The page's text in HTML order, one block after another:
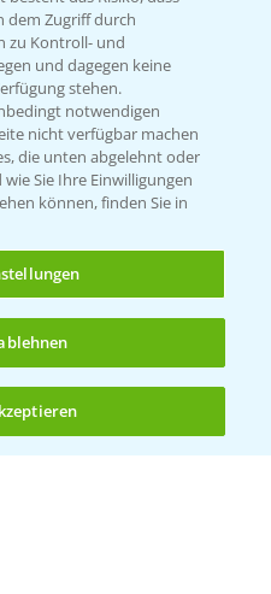
(noch 4)
uns
Datenschutzerklärung
Zugriff durch
zu Kontroll- und
und dagegen keine
stehen.
notwendigen
nicht verfügbar machen
die unten abgelehnt oder
Sie Ihre Einwilligungen
können, finden Sie in